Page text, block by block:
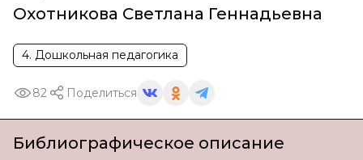
Охотникова Светлана Геннадьевна
4. Дошкольная педагогика
82 Поделиться
Библиографическое описание